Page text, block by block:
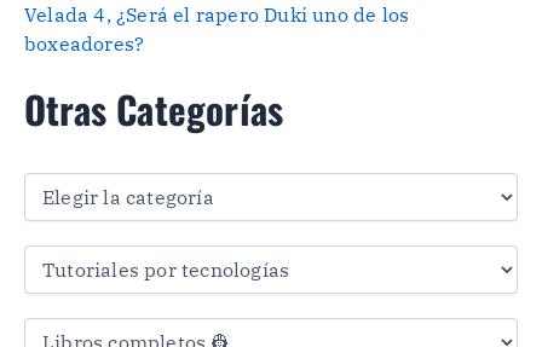
Velada 4, ¿Será el rapero Duki uno de los
boxeadores?
Otras Categorías